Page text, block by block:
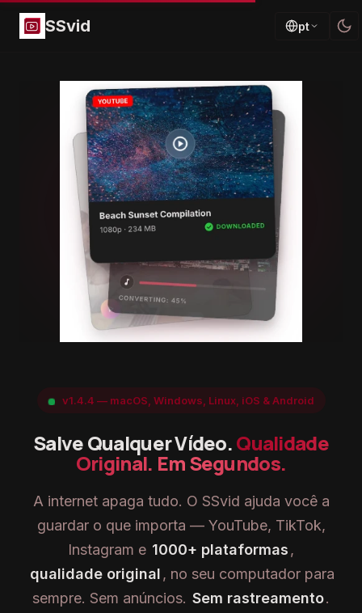
SSvid pt
v1.4.4 — macOS, Windows, Linux, iOS & Android
Salve Qualquer Vídeo.Qualidade
Original. Em Segundos.
A internet apaga tudo. O SSvid ajuda você a
guardar o que importa — YouTube, TikTok,
Instagram e 1000+ plataformas,
qualidade original, no seu computador para
sempre. Sem anúncios. Sem rastreamento.